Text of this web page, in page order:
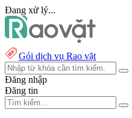
Đang xử lý...
Gói dịch vụ Rao vặt
Đăng nhập
Đăng tin